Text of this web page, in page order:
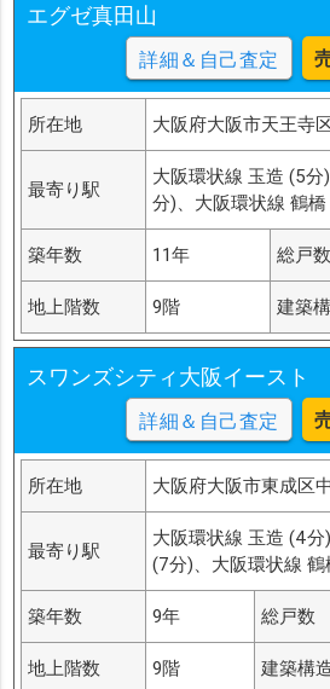
エグゼ真田山
詳細＆自己査定
所在地 大阪府大阪市天王寺
最寄り駅
大阪環状線 玉造 (5
分)、大阪環状線 鶴
築年数 11年 総戸数
地上階数 9階 建築
スワンズシティ大阪イースト
詳細＆自己査定
所在地 大阪府大阪市東成区
最寄り駅
大阪環状線 玉造 (4
(7分)、大阪環状線 鶴
築年数 9年 総戸数
地上階数 9階 建築構